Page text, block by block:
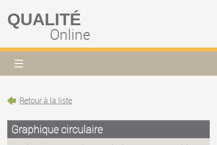
QUALITÉ
Online
Retour à la liste
Graphique circulaire